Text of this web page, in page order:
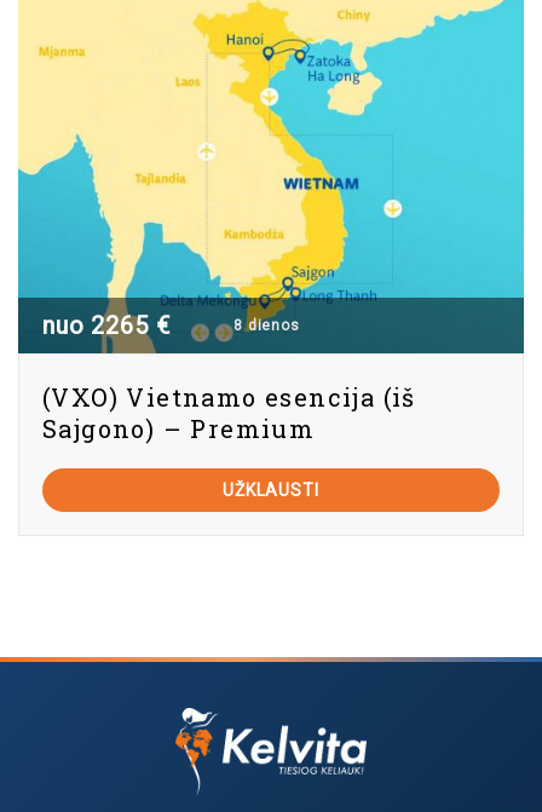
nuo 2265 € 8 dienos
(VXO) Vietnamo esencija (iš
Sajgono) – Premium
UŽKLAUSTI